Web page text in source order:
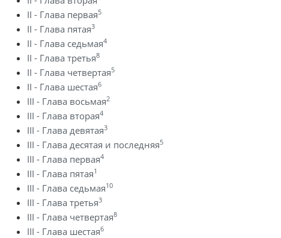
II - Глава первая5
II - Глава пятая3
II - Глава седьмая4
II - Глава третья8
II - Глава четвертая5
II - Глава шестая6
III - Глава восьмая2
III - Глава вторая4
III - Глава девятая3
III - Глава десятая и последняя5
III - Глава первая4
III - Глава пятая1
III - Глава седьмая10
III - Глава третья3
III - Глава четвертая8
III - Глава шестая6